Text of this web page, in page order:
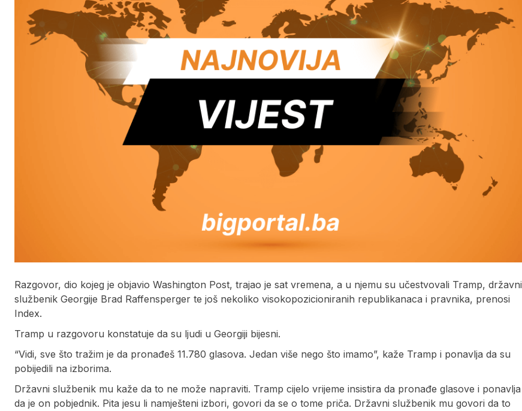
Razgovor, dio kojeg je objavio Washington Post, trajao je sat vremena, a u njemu su učestvovali Tramp, državni
službenik Georgije Brad Raffensperger te još nekoliko visokopozicioniranih republikanaca i pravnika, prenosi
Index.
Tramp u razgovoru konstatuje da su ljudi u Georgiji bijesni.
“Vidi, sve što tražim je da pronađeš 11.780 glasova. Jedan više nego što imamo”, kaže Tramp i ponavlja da su
pobijedili na izborima.
Državni službenik mu kaže da to ne može napraviti. Tramp cijelo vrijeme insistira da pronađe glasove i ponavlja
da je on pobjednik. Pita jesu li namješteni izbori, govori da se o tome priča. Državni službenik mu govori da to